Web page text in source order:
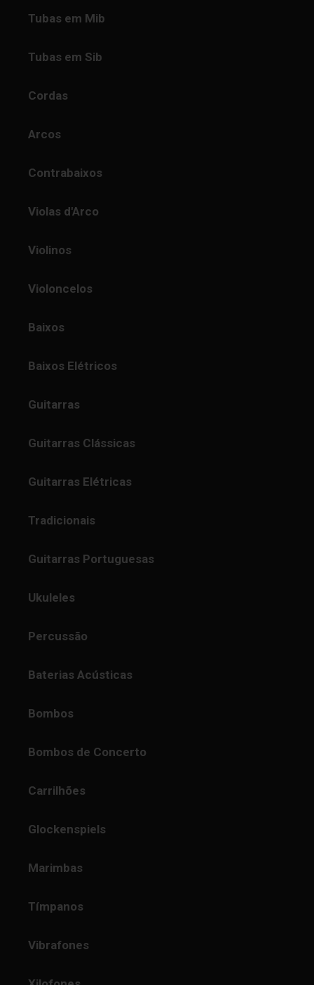
Tubas em Mib
Tubas em Sib
Cordas
Arcos
Contrabaixos
Violas d'Arco
Violinos
Violoncelos
Baixos
Baixos Elétricos
Guitarras
Guitarras Clássicas
Guitarras Elétricas
Tradicionais
Guitarras Portuguesas
Ukuleles
Percussão
Baterias Acústicas
Bombos
Bombos de Concerto
Carrilhões
Glockenspiels
Marimbas
Tímpanos
Vibrafones